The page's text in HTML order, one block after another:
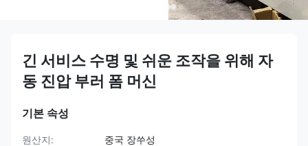
긴 서비스 수명 및 쉬운 조작을 위해 자
동 진압 부러 폼 머신
기본 속성
원산지:
중국 장쑤성